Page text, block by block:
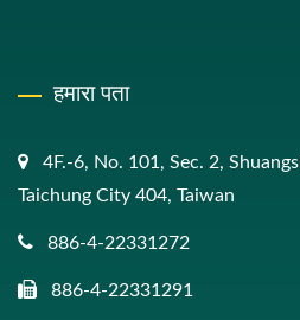
हमारा पता
4F.-6, No. 101, Sec. 2,
Taichung City 404, Taiwan
886-4-22331272
886-4-22331291